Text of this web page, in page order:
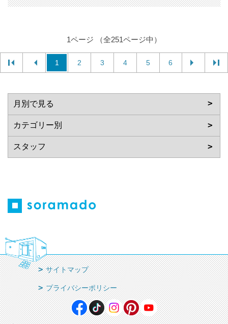
1ページ （全251ページ中）
1 2 3 4 5 6
サイトマップ
プライバシーポリシー